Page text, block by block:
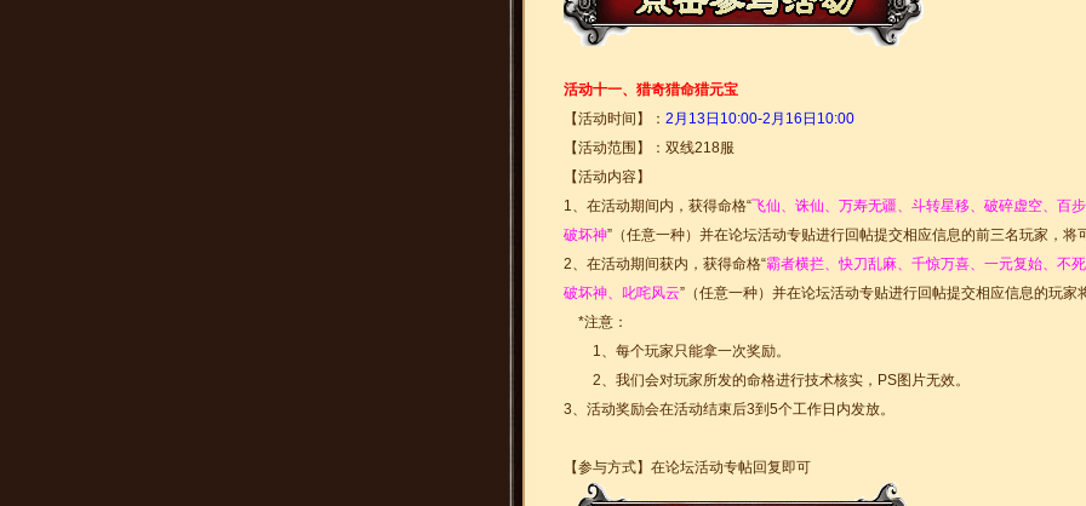
活动十一、猎奇猎命猎元宝
【活动时间】： 2 月13日10:00-2月16日10:00
【活动范围】：双线218服
【活动内容】
1、在活动期间内，获得命格“飞仙、诛仙、万寿无疆、斗转星移、破碎虚空、百
破坏神”（任意一种）并在论坛活动专贴进行回帖提交相应信息的前三名玩家，将
2、在活动期间获内，获得命格“霸者横拦、快刀乱麻、千惊万喜、一元复始、不
破坏神、叱咤风云”（任意一种）并在论坛活动专贴进行回帖提交相应信息的玩家
*注意：
1、每个玩家只能拿一次奖励。
2、我们会对玩家所发的命格进行技术核实，PS图片无效。
3、活动奖励会在活动结束后3到5个工作日内发放。
【参与方式】在论坛活动专帖回复即可